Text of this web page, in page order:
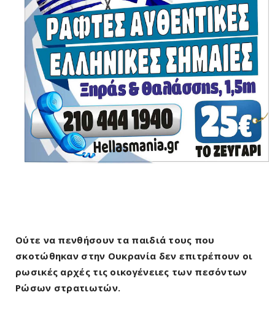
Ούτε να πενθήσουν τα παιδιά τους που
σκοτώθηκαν στην Ουκρανία δεν επιτρέπουν οι
ρωσικές αρχές τις οικογένειες των πεσόντων
Ρώσων στρατιωτών.